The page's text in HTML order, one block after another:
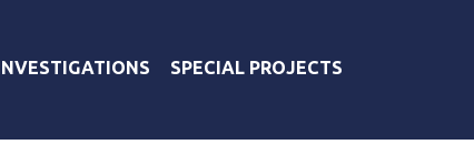
SPECIAL PROJECTS